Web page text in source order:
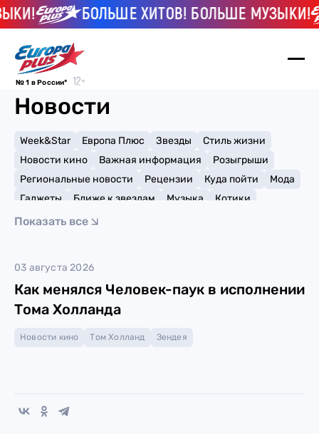
БОЛЬШЕ ХИТОВ! БОЛЬШЕ МУЗЫКИ!
№ 1 в России*
Новости
Week&Star Европа Плюс Звезды
Стиль жизни
Новости кино
Важная информация
Розыгрыши
Региональные новости
Рецензии Куда пойти
Мода
Гаджеты
Ближе к звездам Музыка
Котики
Мемы и тренды
Показать все
03 августа 2026
Как менялся Человек-паук в исполнении
Тома Холланда
Новости кино Том Холланд Зендея